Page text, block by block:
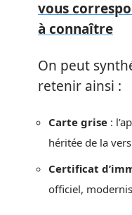
vous
à connaître
On peut
retenir ainsi :
Carte grise :
héritée de la
Certificat
officiel,